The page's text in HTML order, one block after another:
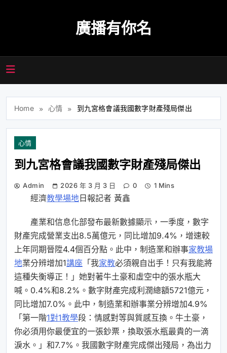
廣播有你名
Home 心情 到九宮格會議我國數字財產殘局傑出
心情
到九宮格會議我國數字財產殘局傑出
Admin 2026 年 3 月 3 日 0 1 Mins
經濟教學場地 日報記者 黃鑫
產業和信息化部發布最新數據顯示，一季度，數字
財產完成營業支出8.5萬億元，同比增加9.4%，增速較
上年同期晉陞4.4個百分點。此中，制造業和辦事家教場
地業分辨增加1講座 「我家教必須親自出手！只有我能將
這種失衡導正！」她對著牛土豪和虛空中的張水瓶大
喊。0.4%和8.2%。數字財產完成利潤總額5721億元，
同比增加7.0%。此中，制造業和辦事業分辨增加4.9%
「第一階1對1教學段：情感對等與質感互換。牛土豪，
你必須用你最便宜的一張鈔票，換取張水瓶最貴的一滴
淚水。」和7.7%。我國數字財產完成傑出殘局，為出力